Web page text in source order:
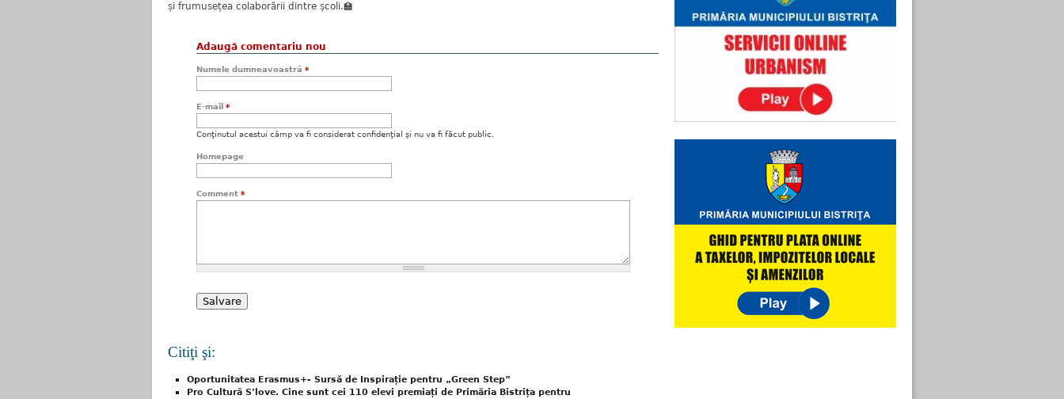
și frumusețea colaborării dintre școli.🏫
Adaugă comentariu nou
Numele dumneavoastră *
E-mail *
Conţinutul acestui câmp va fi considerat confidenţial şi nu va fi făcut public.
Homepage
Comment *
Citiţi şi:
Oportunitatea Erasmus+- Sursă de Inspirație pentru „Green Step”
Pro Cultură S’love. Cine sunt cei 110 elevi premiați de Primăria Bistrița pentru